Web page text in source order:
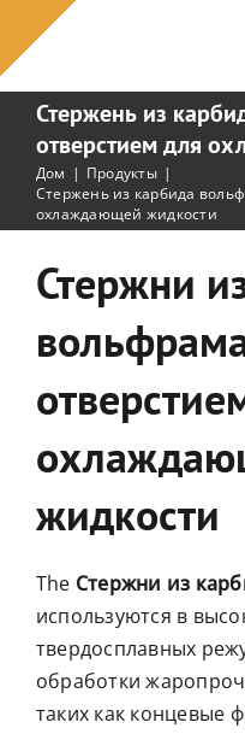
перейти
содержанию
Стержень из
отверстием для
Дом
Продукты
Стержень из карбида
охлаждающей жидкости
Стержни
жидкости
The Стержни из
используются в
твердосплавных
обработки
таких как концевые